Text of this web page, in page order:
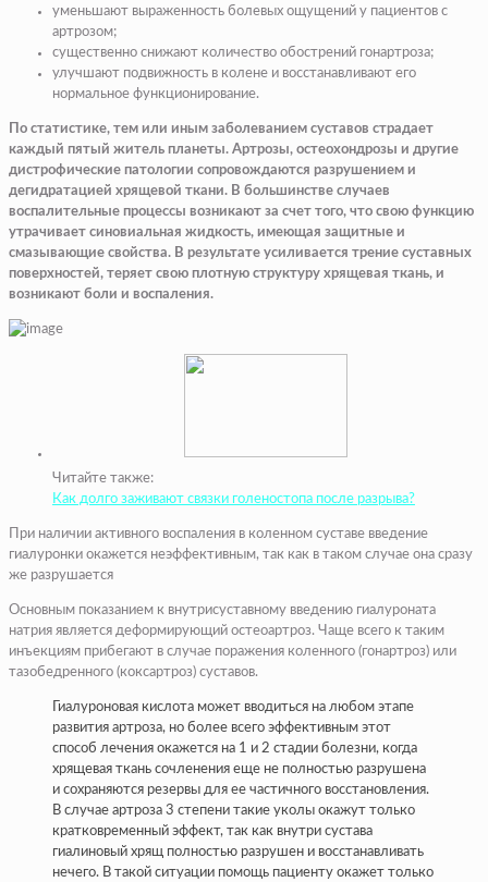
уменьшают выраженность болевых ощущений у пациентов с
артрозом;
существенно снижают количество обострений гонартроза;
улучшают подвижность в колене и восстанавливают его
нормальное функционирование.
По статистике, тем или иным заболеванием суставов страдает
каждый пятый житель планеты. Артрозы, остеохондрозы и другие
дистрофические патологии сопровождаются разрушением и
дегидратацией хрящевой ткани. В большинстве случаев
воспалительные процессы возникают за счет того, что свою функцию
утрачивает синовиальная жидкость, имеющая защитные и
смазывающие свойства. В результате усиливается трение суставных
поверхностей, теряет свою плотную структуру хрящевая ткань, и
возникают боли и воспаления.
Читайте также:
Как долго заживают связки голеностопа после разрыва?
При наличии активного воспаления в коленном суставе введение
гиалуронки окажется неэффективным, так как в таком случае она сразу
же разрушается
Основным показанием к внутрисуставному введению гиалуроната
натрия является деформирующий остеоартроз. Чаще всего к таким
инъекциям прибегают в случае поражения коленного (гонартроз) или
тазобедренного (коксартроз) суставов.
Гиалуроновая кислота может вводиться на любом этапе
развития артроза, но более всего эффективным этот
способ лечения окажется на 1 и 2 стадии болезни, когда
хрящевая ткань сочленения еще не полностью разрушена
и сохраняются резервы для ее частичного восстановления.
В случае артроза 3 степени такие уколы окажут только
кратковременный эффект, так как внутри сустава
гиалиновый хрящ полностью разрушен и восстанавливать
нечего. В такой ситуации помощь пациенту окажет только